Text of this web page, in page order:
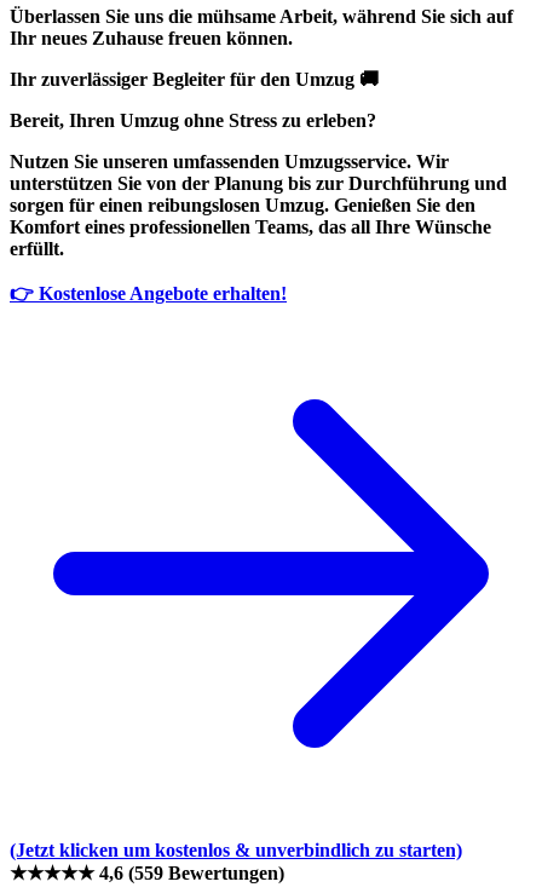
Überlassen Sie uns die mühsame Arbeit, während Sie sich auf
Ihr neues Zuhause freuen können.
Ihr zuverlässiger Begleiter für den Umzug 🚚
Bereit, Ihren Umzug ohne Stress zu erleben?
Nutzen Sie unseren umfassenden Umzugsservice. Wir
unterstützen Sie von der Planung bis zur Durchführung und
sorgen für einen reibungslosen Umzug. Genießen Sie den
Komfort eines professionellen Teams, das all Ihre Wünsche
erfüllt.
👉 Kostenlose Angebote erhalten!
(Jetzt klicken um kostenlos & unverbindlich zu starten)
★★★★★ 4,6 (559 Bewertungen)